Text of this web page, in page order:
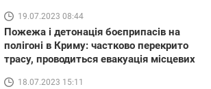
19.07.2023 08:44
Пожежа і детонація боєприпасів на
полігоні в Криму: частково перекрито
трасу, проводиться евакуація місцевих
18.07.2023 15:11